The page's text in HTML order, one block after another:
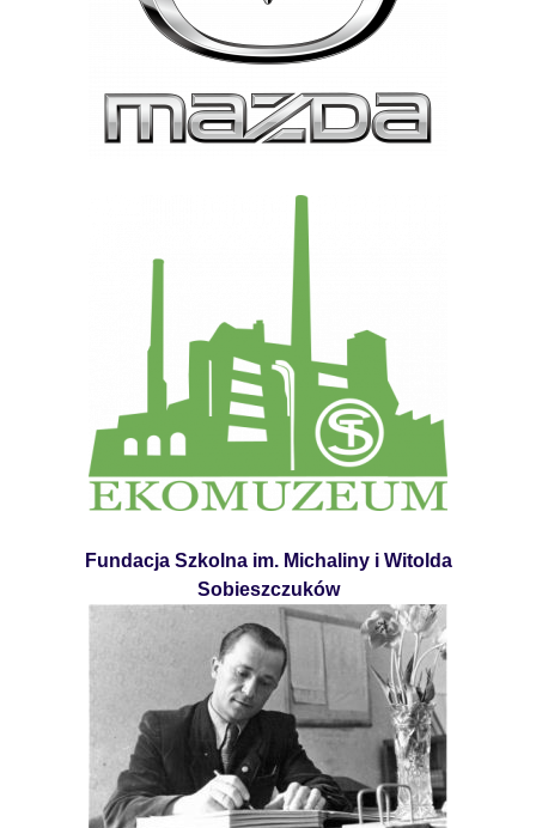
Fundacja Szkolna im. Michaliny i Witolda
Sobieszczuków